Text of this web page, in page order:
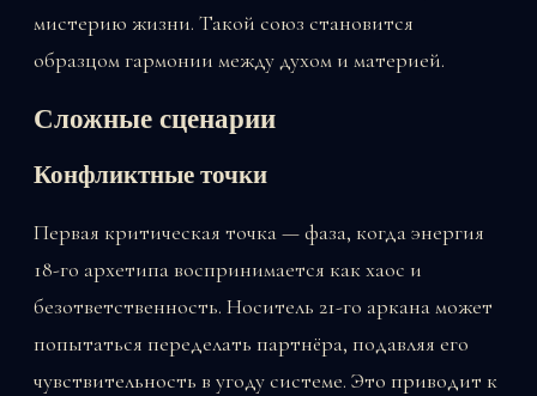
мистерию жизни. Такой союз становится
образцом гармонии между духом и материей.
Сложные сценарии
Конфликтные точки
Первая критическая точка — фаза, когда энергия
18-го архетипа воспринимается как хаос и
безответственность. Носитель 21-го аркана может
попытаться переделать партнёра, подавляя его
чувствительность в угоду системе. Это приводит к